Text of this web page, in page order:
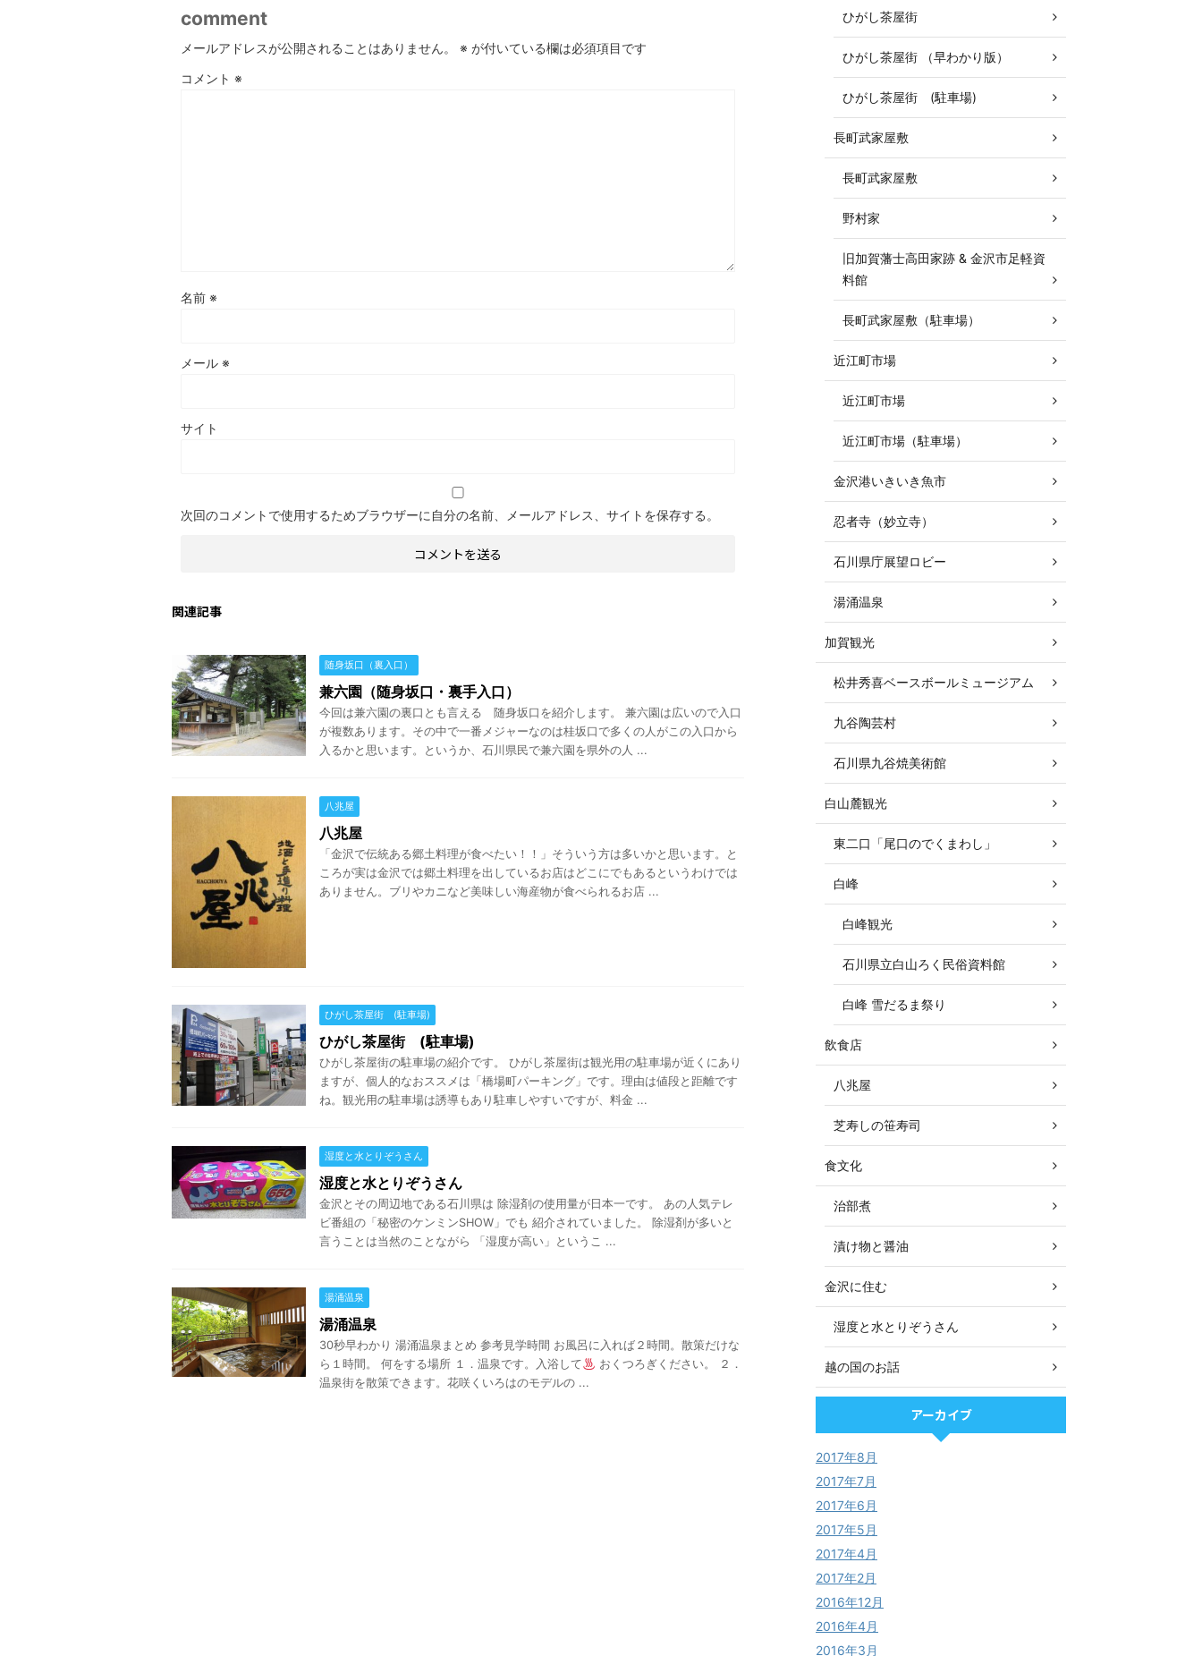
comment
メールアドレスが公開されることはありません。 ※ が付いている欄は必須項目です
コメント ※
名前 ※
メール ※
サイト
次回のコメントで使用するためブラウザーに自分の名前、メールアドレス、サイトを保存する。
関連記事
随身坂口（裏入口）
兼六園（随身坂口・裏手入口）
今回は兼六園の裏口とも言える 随身坂口を紹介します。 兼六園は広いので入口
が複数あります。その中で一番メジャーなのは桂坂口で多くの人がこの入口から
入るかと思います。というか、石川県民で兼六園を県外の人 ...
八兆屋
八兆屋
「金沢で伝統ある郷土料理が食べたい！！」そういう方は多いかと思います。と
ころが実は金沢では郷土料理を出しているお店はどこにでもあるというわけでは
ありません。ブリやカニなど美味しい海産物が食べられるお店 ...
ひがし茶屋街 (駐車場)
ひがし茶屋街 (駐車場)
ひがし茶屋街の駐車場の紹介です。 ひがし茶屋街は観光用の駐車場が近くにあり
ますが、個人的なおススメは「橋場町パーキング」です。理由は値段と距離です
ね。観光用の駐車場は誘導もあり駐車しやすいですが、料金 ...
湿度と水とりぞうさん
湿度と水とりぞうさん
金沢とその周辺地である石川県は 除湿剤の使用量が日本一です。 あの人気テレ
ビ番組の「秘密のケンミンSHOW」でも 紹介されていました。 除湿剤が多いと
言うことは当然のことながら 「湿度が高い」というこ ...
湯涌温泉
湯涌温泉
30秒早わかり 湯涌温泉まとめ 参考見学時間 お風呂に入れば２時間。散策だけな
ら１時間。 何をする場所 １．温泉です。入浴して
おくつろぎください。 ２．
温泉街を散策できます。花咲くいろはのモデルの ...
ひがし茶屋街
ひがし茶屋街 （早わかり版）
ひがし茶屋街 (駐車場)
長町武家屋敷
長町武家屋敷
野村家
旧加賀藩士高田家跡 & 金沢市足軽資
料館
長町武家屋敷（駐車場）
近江町市場
近江町市場
近江町市場（駐車場）
金沢港いきいき魚市
忍者寺（妙立寺）
石川県庁展望ロビー
湯涌温泉
加賀観光
松井秀喜ベースボールミュージアム
九谷陶芸村
石川県九谷焼美術館
白山麓観光
東二口「尾口のでくまわし」
白峰
白峰観光
石川県立白山ろく民俗資料館
白峰 雪だるま祭り
飲食店
八兆屋
芝寿しの笹寿司
食文化
治部煮
漬け物と醤油
金沢に住む
湿度と水とりぞうさん
越の国のお話
アーカイブ
2017年8月
2017年7月
2017年6月
2017年5月
2017年4月
2017年2月
2016年12月
2016年4月
2016年3月